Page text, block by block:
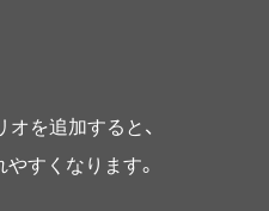
を追加すると、
すくなります。